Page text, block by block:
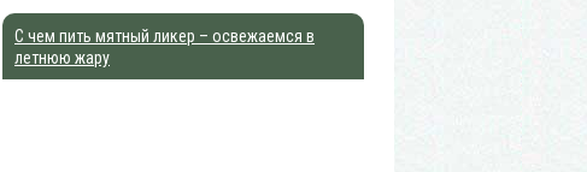
С чем пить мятный ликер – освежаемся в
летнюю жару